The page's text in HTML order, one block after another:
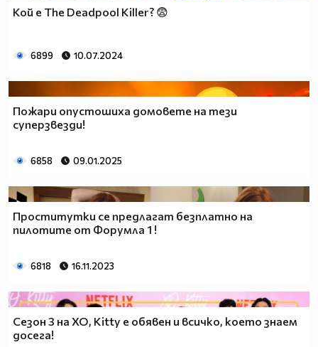
Кой е The Deadpool Killer? 😨
6899 10.07.2024
Пожари опустошиха домовете на тези
суперзвезди!
6858 09.01.2025
Проститутки се предлагат безплатно на
пилотите от Форумла 1 !
6818 16.11.2023
Сезон 3 на XO, Kitty е обявен и всичко, което знаем
досега!